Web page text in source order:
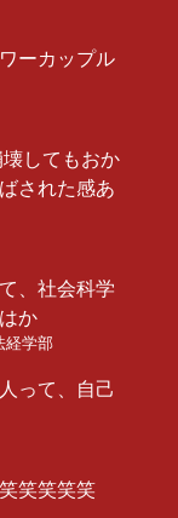
ーカップル
してもおか
された感あ
、社会科学
か
学部
って、自己
笑笑笑笑